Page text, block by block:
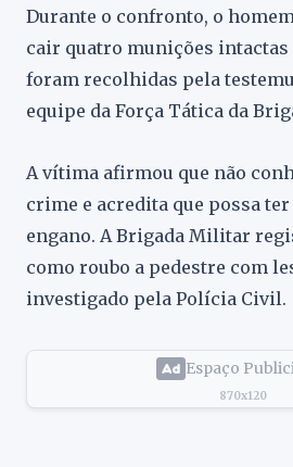
Durante o confronto, o
cair quatro munições intactas
foram recolhidas pela
equipe da Força Tática da
A vítima afirmou que não
crime e acredita que possa
engano. A Brigada Militar
como roubo a pedestre com
investigado pela Polícia Civil.
Espaço
870x120